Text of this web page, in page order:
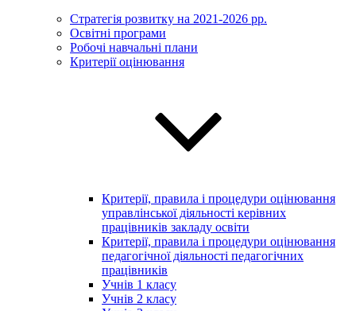
Стратегія розвитку на 2021-2026 рр.
Освітні програми
Робочі навчальні плани
Критерії оцінювання
Критерії, правила і процедури оцінювання
управлінської діяльності керівних
працівників закладу освіти
Критерії, правила і процедури оцінювання
педагогічної діяльності педагогічних
працівників
Учнів 1 класу
Учнів 2 класу